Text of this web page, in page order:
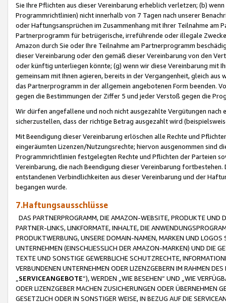
Sie Ihre Pflichten aus dieser Vereinbarung erheblich verletzen; (b)
Programmrichtlinien) nicht innerhalb von 7 Tagen nach unserer
oder Haftungsansprüchen im Zusammenhang mit Ihrer Teilnahme am
Partnerprogramm für betrügerische, irreführende oder illegale
Amazon durch Sie oder Ihre Teilnahme am Partnerprogramm
dieser Vereinbarung oder den gemäß dieser Vereinbarung von den
oder künftig unterliegen könnte; (g) wenn wir diese Vereinbarung mit
gemeinsam mit Ihnen agieren, bereits in der Vergangenheit, gleich
das Partnerprogramm in der allgemein angebotenen Form beenden.
gegen die Bestimmungen der Ziffer 5 und jeder Verstoß gegen die
Wir dürfen angefallene und noch nicht ausgezahlte Vergütungen
sicherzustellen, dass der richtige Betrag ausgezahlt wird
Mit Beendigung dieser Vereinbarung erlöschen alle Rechte und
eingeräumten Lizenzen/Nutzungsrechte; hiervon ausgenommen sind
Programmrichtlinien festgelegten Rechte und Pflichten der Parteien
Vereinbarung, die nach Beendigung dieser Vereinbarung
entstandenen Verbindlichkeiten aus dieser Vereinbarung und der
begangen wurde.
7.Haftungsausschlüsse
DAS PARTNERPROGRAMM, DIE AMAZON-WEBSITE, PRODUKTE UND
PARTNER-LINKS, LINKFORMATE, INHALTE, DIE
PRODUKTWERBUNG, UNSERE DOMAIN-NAMEN, MARKEN UND
UNTERNEHMEN (EINSCHLIESSLICH DER AMAZON-MARKEN) UND DIE
TEXTE UND SONSTIGE GEWERBLICHE SCHUTZRECHTE,
VERBUNDENEN UNTERNEHMEN ODER LIZENZGEBERN IM RAHMEN
SERVICEANGEBOTE“), WERDEN „WIE BESEHEN“ UND „WIE
ODER LIZENZGEBER MACHEN ZUSICHERUNGEN ODER ÜBERNEHMEN
GESETZLICH ODER IN SONSTIGER WEISE, IN BEZUG AUF DIE